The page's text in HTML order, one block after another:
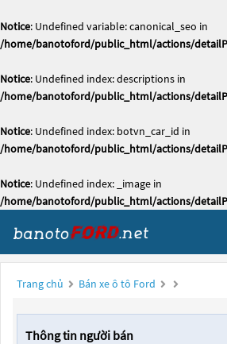
Notice: Undefined variable: canonical_seo in
/home/banotoford/public_html/actions/
Notice: Undefined index: descriptions in
/home/banotoford/public_html/actions/
Notice: Undefined index: botvn_car_id in
/home/banotoford/public_html/actions/
Notice: Undefined index: _image in
/home/banotoford/public_html/actions/
Trang chủ Bán xe ô tô Ford
Thông tin người bán